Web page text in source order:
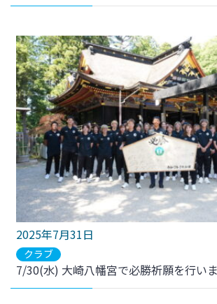
2025年7月31日
クラブ
7/30(水) 大崎八幡宮で必勝祈願を行い